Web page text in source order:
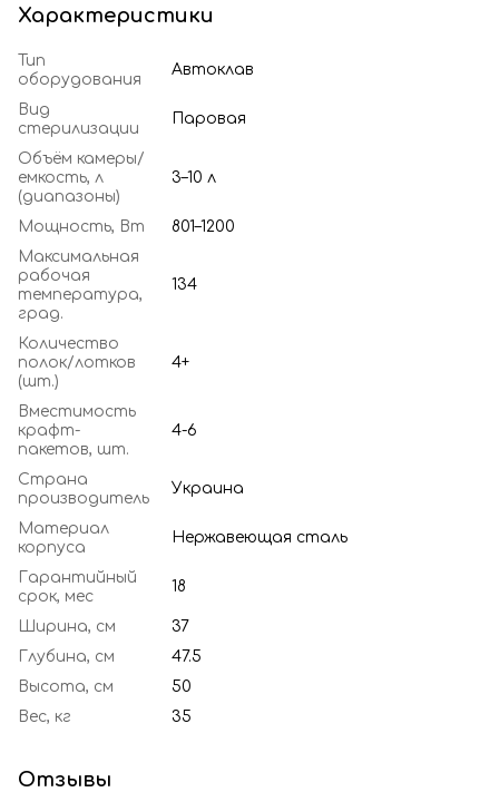
Характеристики
Тип
оборудования
Автоклав
Вид
стерилизации
Паровая
Объём камеры/
емкость, л
(диапазоны)
3–10 л
Мощность, Вт
801–1200
Максимальная
рабочая
температура,
град.
134
Количество
полок/лотков
(шт.)
4+
Вместимость
крафт-
пакетов, шт.
4-6
Страна
производитель
Украина
Материал
корпуса
Нержавеющая сталь
Гарантийный
срок, мес
18
Ширина, см
37
Глубина, см
47.5
Высота, см
50
Вес, кг
35
Отзывы